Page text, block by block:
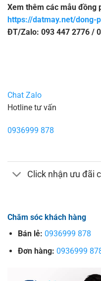
Xem thêm các mẫu đồng
https://datmay.net/dong-
ĐT/Zalo: 093 447 2776 /
Chat Zalo
Hotline tư vấn
0936999 878
Click nhận ưu đãi
Chăm sóc khách hàng
Bán lẻ: 0936999 878
Đơn hàng: 0936999